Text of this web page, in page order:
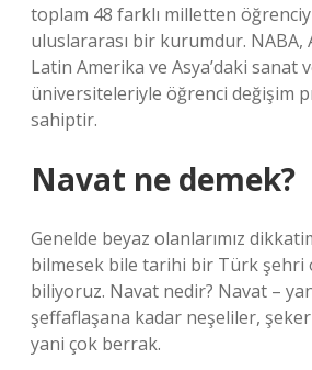
toplam 48 farklı milletten
uluslararası bir kurumdur. NABA,
Latin Amerika ve Asya’daki sanat
üniversiteleriyle öğrenci değişim
sahiptir.
Navat ne demek?
Genelde beyaz olanlarımız
bilmesek bile tarihi bir Türk şehri
biliyoruz. Navat nedir? Navat –
şeffaflaşana kadar neşeliler,
yani çok berrak.